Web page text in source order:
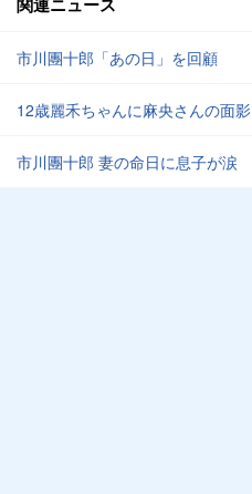
市川團十郎「あの日」を回顧
12歳麗禾ちゃんに麻央さんの面影
市川團十郎 妻の命日に息子が涙